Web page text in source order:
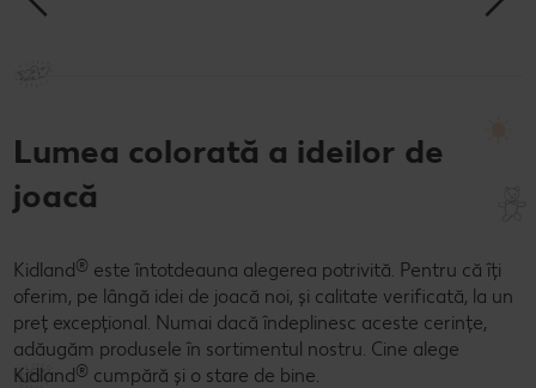
Lumea colorată a ideilor de
joacă
Kidland® este întotdeauna alegerea potrivită. Pentru că îți
oferim, pe lângă idei de joacă noi, și calitate verificată, la un
preț excepțional. Numai dacă îndeplinesc aceste cerințe,
adăugăm produsele în sortimentul nostru. Cine alege
Kidland® cumpără și o stare de bine.